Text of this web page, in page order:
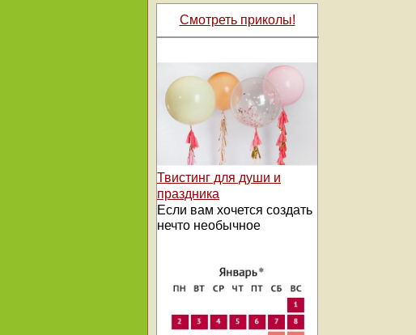
Смотреть приколы!
Твистинг для души и
праздника
Если вам хочется создать
нечто необычное